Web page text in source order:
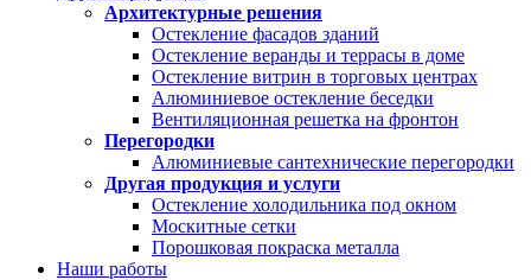
Архитектурные решения
Остекление фасадов зданий
Остекление веранды и террасы в доме
Остекление витрин в торговых центрах
Алюминиевое остекление беседки
Вентиляционная решетка на фронтон
Перегородки
Алюминиевые сантехнические перегородки
Другая продукция и услуги
Остекление холодильника под окном
Москитные сетки
Порошковая покраска металла
Наши работы